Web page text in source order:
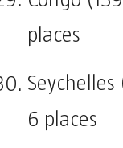
places
Seychelles
6 places